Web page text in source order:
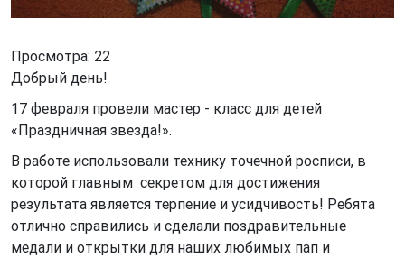
Просмотра: 22
Добрый день!
17 февраля провели мастер - класс для детей
«Праздничная звезда!».
В работе использовали технику точечной росписи, в
которой главным секретом для достижения
результата является терпение и усидчивость! Ребята
отлично справились и сделали поздравительные
медали и открытки для наших любимых пап и